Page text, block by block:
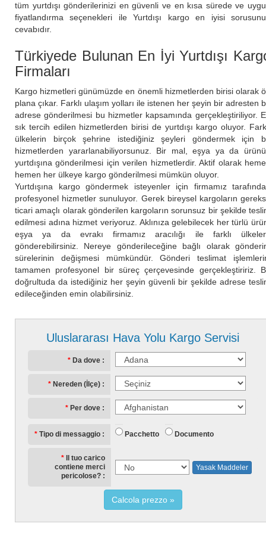
Uluslararası Hava Yolu Kargo Servisi
Da dove
Nereden (İlçe)
Per dove
Tipo di messaggio Pacchetto Documento
Il tuo carico
contiene merci
pericolose?
Yasak Maddeler
Calcola prezzo
tüm yurtdışı gönderilerinizi en güvenli ve en kısa sürede ve
fiyatlandırma seçenekleri ile Yurtdışı kargo en iyisi
cevabıdır.
Türkiyede Bulunan En İyi Yurtdışı
Firmaları
Kargo hizmetleri günümüzde en önemli hizmetlerden birisi olarak
plana çıkar. Farklı ulaşım yolları ile istenen her şeyin bir adresten
adrese gönderilmesi bu hizmetler kapsamında gerçekleştiriliyor.
sık tercih edilen hizmetlerden birisi de yurtdışı kargo oluyor.
ülkelerin birçok şehrine istediğiniz şeyleri göndermek için
hizmetlerden yararlanabiliyorsunuz. Bir mal, eşya ya da
yurtdışına gönderilmesi için verilen hizmetlerdir. Aktif olarak
hemen her ülkeye kargo gönderilmesi mümkün oluyor.
Yurtdışına kargo göndermek isteyenler için firmamız
profesyonel hizmetler sunuluyor. Gerek bireysel kargoların
ticari amaçlı olarak gönderilen kargoların sorunsuz bir şekilde
edilmesi adına hizmet veriyoruz. Aklınıza gelebilecek her türlü
eşya ya da evrakı firmamız aracılığı ile farklı
gönderebilirsiniz. Nereye gönderileceğine bağlı olarak
sürelerinin değişmesi mümkündür. Gönderi teslimat
tamamen profesyonel bir süreç çerçevesinde gerçekleştiririz.
doğrultuda da istediğiniz her şeyin güvenli bir şekilde adrese
edileceğinden emin olabilirsiniz.